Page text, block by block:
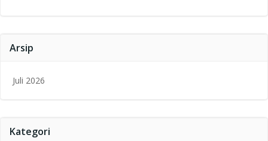
Arsip
Juli 2026
Kategori